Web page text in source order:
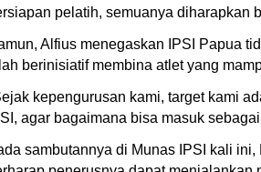
pelatih, semuanya diharapkan
Alfius menegaskan IPSI Papua
berinisiatif membina atlet yang
kepengurusan kami, target kami
agar bagaimana bisa masuk
sambutannya di Munas IPSI kali